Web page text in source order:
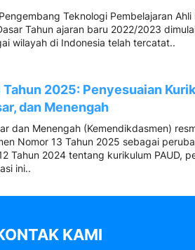
Teknologi Pembelajaran Ahli
Tahun ajaran baru 2022/2023
wilayah di Indonesia telah tercatat..
2025: Penyesuaian
dan Menengah
dan Menengah (Kemendikdasmen)
Nomor 13 Tahun 2025 sebagai
Tahun 2024 tentang kurikulum PAUD,
ini..
KAMI